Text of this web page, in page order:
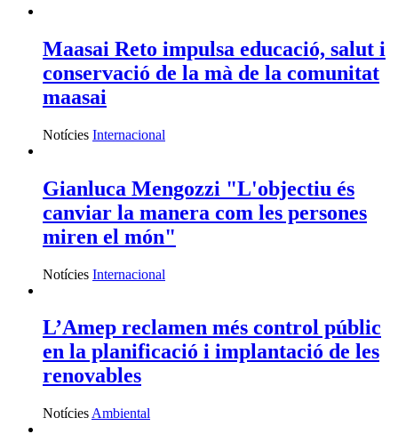
Maasai Reto impulsa educació, salut i
conservació de la mà de la comunitat
maasai
Notícies Internacional
Gianluca Mengozzi "L'objectiu és
canviar la manera com les persones
miren el món"
Notícies Internacional
L’Amep reclamen més control públic
en la planificació i implantació de les
renovables
Notícies Ambiental